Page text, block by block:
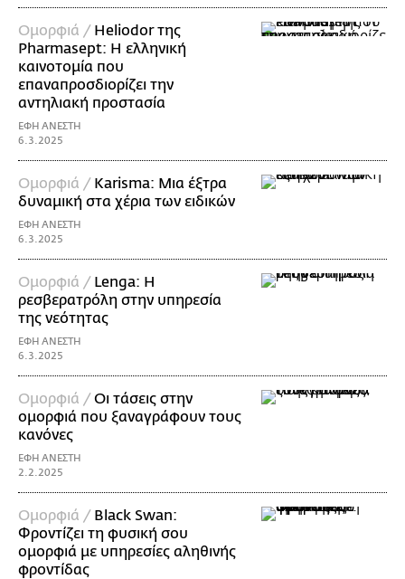
Ομορφιά / Heliodor της
Pharmasept: Η ελληνική
καινοτομία που
επαναπροσδιορίζει την
αντηλιακή προστασία
ΕΦΗ ΑΝΕΣΤΗ
6.3.2025
Ομορφιά / Karisma: Mια έξτρα
δυναμική στα χέρια των ειδικών
ΕΦΗ ΑΝΕΣΤΗ
6.3.2025
Ομορφιά / Lenga: Η
ρεσβερατρόλη στην υπηρεσία
της νεότητας
ΕΦΗ ΑΝΕΣΤΗ
6.3.2025
Ομορφιά /Οι τάσεις στην
ομορφιά που ξαναγράφουν τους
κανόνες
ΕΦΗ ΑΝΕΣΤΗ
2.2.2025
Ομορφιά / Black Swan:
Φροντίζει τη φυσική σου
ομορφιά με υπηρεσίες αληθινής
φροντίδας